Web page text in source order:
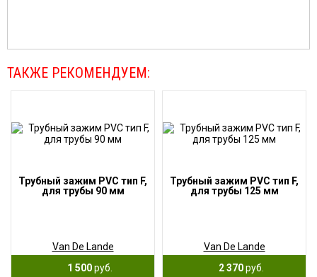
ТАКЖЕ РЕКОМЕНДУЕМ:
Трубный зажим PVC тип F,
для трубы 90 мм
Van De Lande
1 500руб.
Трубный зажим PVC тип F,
для трубы 125 мм
Van De Lande
2 370руб.